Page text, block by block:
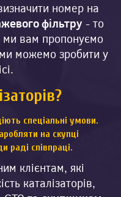
номер на
фільтру- то
ми вам пропонуємо
можемо зробити у
спеціальні умови.
на скупці
раді співпраці.
клієнтам, які
каталізаторів,